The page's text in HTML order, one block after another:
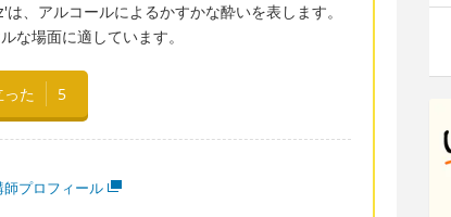
、アルコールによるかすかな酔いを表します。
な場面に適しています。
た 5
プロフィール